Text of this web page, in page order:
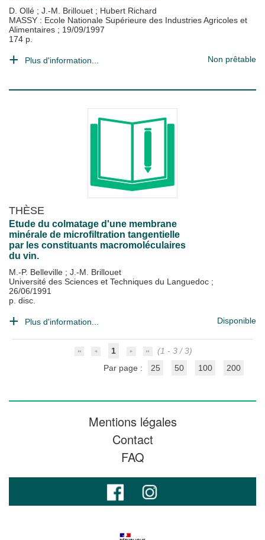
D. Ollé ; J.-M. Brillouet ; Hubert Richard
MASSY : Ecole Nationale Supérieure des Industries Agricoles et
Alimentaires ; 19/09/1997
174 p.
Plus d'information... Non prêtable
THÈSE
Etude du colmatage d'une membrane
minérale de microfiltration tangentielle
par les constituants macromoléculaires
du vin.
M.-P. Belleville ; J.-M. Brillouet
Université des Sciences et Techniques du Languedoc ;
26/06/1991
p. disc.
Plus d'information... Disponible
1
(1 - 3 / 3)
Par page :
25 50 100 200
Mentions légales
Contact
FAQ